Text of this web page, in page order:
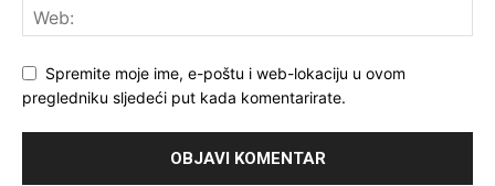
Spremite moje ime, e-poštu i web-lokaciju u ovom
pregledniku sljedeći put kada komentarirate.